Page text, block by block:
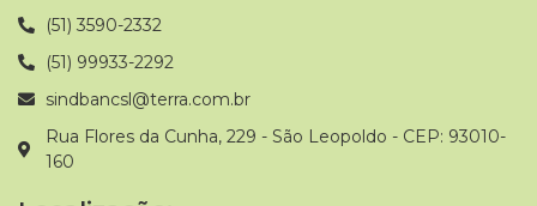
(51) 3590-2332
(51) 99933-2292
sindbancsl@terra.com.br
Rua Flores da Cunha, 229 - São Leopoldo - CEP: 93010-
160